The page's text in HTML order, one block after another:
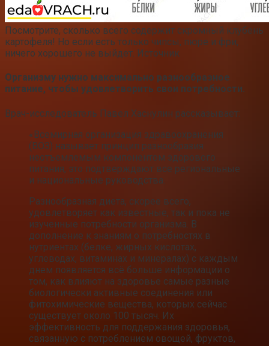
Посмотрите, сколько всего содержит скромный клубень
картофеля! Но если есть только чипсы, пюре и фри,
ничего хорошего не выйдет. Источник
Организму нужно максимально разнообразное
питание, чтобы удовлетворить свои потребности.
Врач-исследователь Павел Хаснулин рассказывает:
«Всемирная организация здравоохранения
(ВОЗ) называет принцип разнообразия
неотъемлемым компонентом здорового
питания, это подтверждают все региональные
и национальные руководства.
Разнообразная диета, скорее всего,
удовлетворяет как известные, так и пока не
изученные потребности организма. В
дополнение к знаниям о потребностях в
нутриентах (белке, жирных кислотах,
углеводах, витаминах и минералах) с каждым
днем появляется всё больше информации о
том, как влияют на здоровье самые разные
биологически активные соединения или
фитохимические вещества, которых сейчас
существует около 100 тысяч. Их
эффективность для поддержания здоровья,
связанную с потреблением овощей, фруктов,